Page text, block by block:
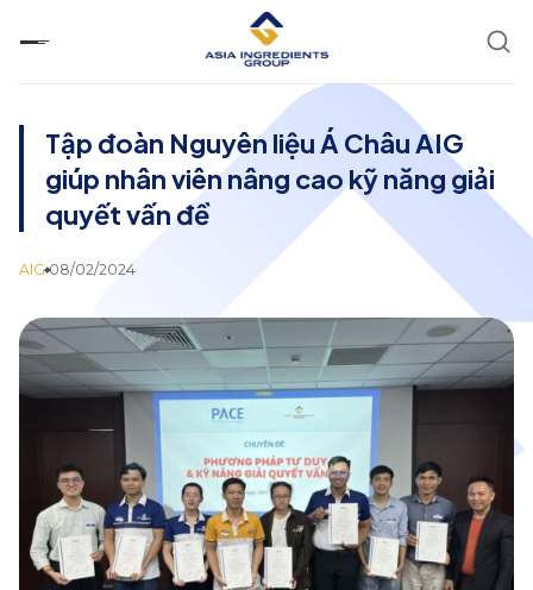
đến
Tập đoàn Nguyên liệu Á Châu AIG
giúp nhân viên nâng cao kỹ năng giải
quyết vấn đề
AIG 08/02/2024